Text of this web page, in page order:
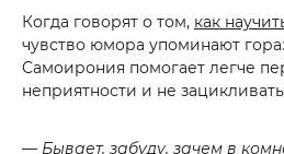
Когда говорят о том, как
чувство юмора упоминают
Самоирония помогает легче
неприятности и не
— Бывает, забуду, зачем в